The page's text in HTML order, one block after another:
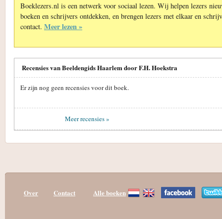
Boeklezers.nl is een netwerk voor sociaal lezen. Wij helpen lezers
boeken en schrijvers ontdekken, en brengen lezers met elkaar en
contact. Meer lezen »
Recensies van Beeldengids Haarlem door F.H. Hoekstra
Er zijn nog geen recensies voor dit boek.
Meer recensies »
Over Contact Alle boeken